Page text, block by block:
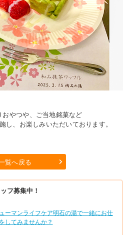
おやつや、ご当地銘菓など
し、お楽しみいただいております。
覧へ戻る
フ募集中！
ーマンライフケア明石の湯で一緒にお仕
してみませんか？